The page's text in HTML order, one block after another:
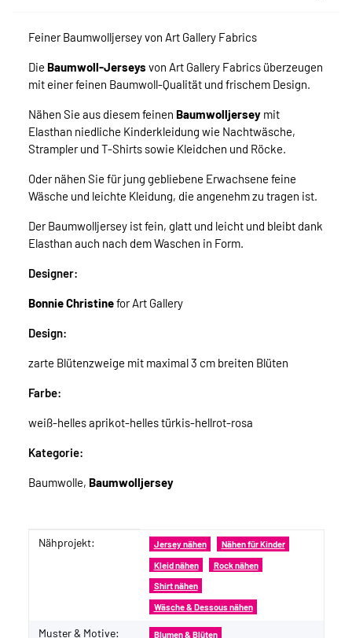
Feiner Baumwolljersey von Art Gallery Fabrics
Die Baumwoll-Jerseys von Art Gallery Fabrics überzeugen
mit einer feinen Baumwoll-Qualität und frischem Design.
Nähen Sie aus diesem feinen Baumwolljersey mit
Elasthan niedliche Kinderkleidung wie Nachtwäsche,
Strampler und T-Shirts sowie Kleidchen und Röcke.
Oder nähen Sie für jung gebliebene Erwachsene feine
Wäsche und leichte Kleidung, die angenehm zu tragen ist.
Der Baumwolljersey ist fein, glatt und leicht und bleibt dank
Elasthan auch nach dem Waschen in Form.
Designer:
Bonnie Christinefor Art Gallery
Design:
zarte Blütenzweige mit maximal 3 cm breiten Blüten
Farbe:
weiß-helles aprikot-helles türkis-hellrot-rosa
Kategorie:
Baumwolle, Baumwolljersey
Produkteigenschaft
Wert
Nähprojekt: Jersey nähen Nähen für Kinder
Kleid nähen Rock nähen
Shirt nähen
Wäsche & Dessous nähen
Muster & Motive: Blumen & Blüten